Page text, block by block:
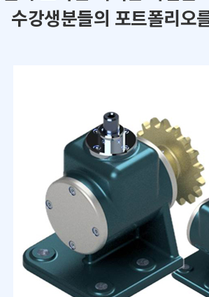
수강생분들의 포트폴리오